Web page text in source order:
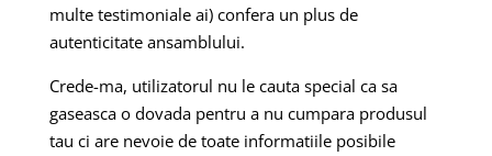
multe testimoniale ai) confera un plus de
autenticitate ansamblului.
Crede-ma, utilizatorul nu le cauta special ca sa
gaseasca o dovada pentru a nu cumpara produsul
tau ci are nevoie de toate informatiile posibile